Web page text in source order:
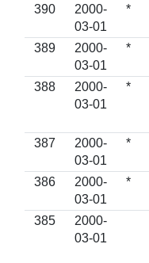
390
2000-
03-01
*
389
2000-
03-01
*
388
2000-
03-01
*
387
2000-
03-01
*
386
2000-
03-01
*
385
2000-
03-01